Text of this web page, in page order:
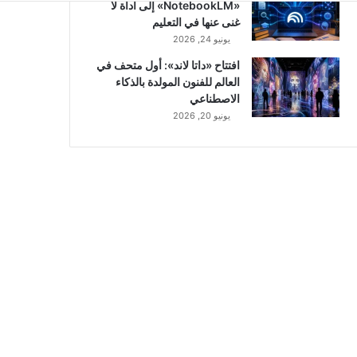
«NotebookLM» إلى أداة لا
غنى عنها في التعليم
يونيو 24, 2026
افتتاح «داتا لاند»: أول متحف في
العالم للفنون المولدة بالذكاء
الاصطناعي
يونيو 20, 2026